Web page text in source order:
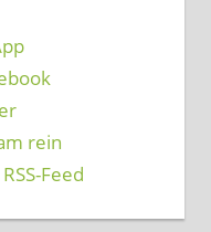
rein
Feed